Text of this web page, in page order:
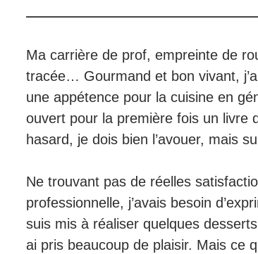
Ma carrière de prof, empreinte de
tracée… Gourmand et bon vivant,
une appétence pour la cuisine en
ouvert pour la première fois un livre
hasard, je dois bien l’avouer, mais
Ne trouvant pas de réelles
professionnelle, j’avais besoin
suis mis à réaliser quelques
ai pris beaucoup de plaisir. Mais ce